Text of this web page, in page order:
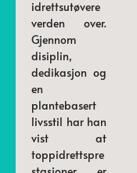
idrettsutøvere
verden over.
Gjennom
disiplin,
dedikasjon og
en
plantebasert
livsstil har han
vist at
toppidrettspre